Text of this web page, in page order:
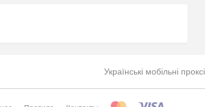
Українські мобільні проксі